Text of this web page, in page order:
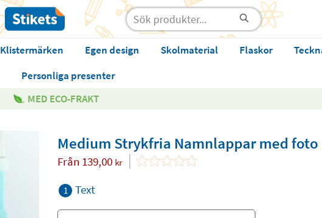
Klistermärken Egen design Skolmaterial Flaskor
Personliga presenter
MED ECO-FRAKT
Medium Strykfria Namnlappar med foto
Från 139,00 kr
1 Text